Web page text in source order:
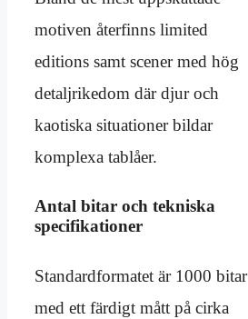
motiven återfinns limited
editions samt scener med hög
detaljrikedom där djur och
kaotiska situationer bildar
komplexa tablåer.
Antal bitar och tekniska
specifikationer
Standardformatet är 1000 bitar
med ett färdigt mått på cirka